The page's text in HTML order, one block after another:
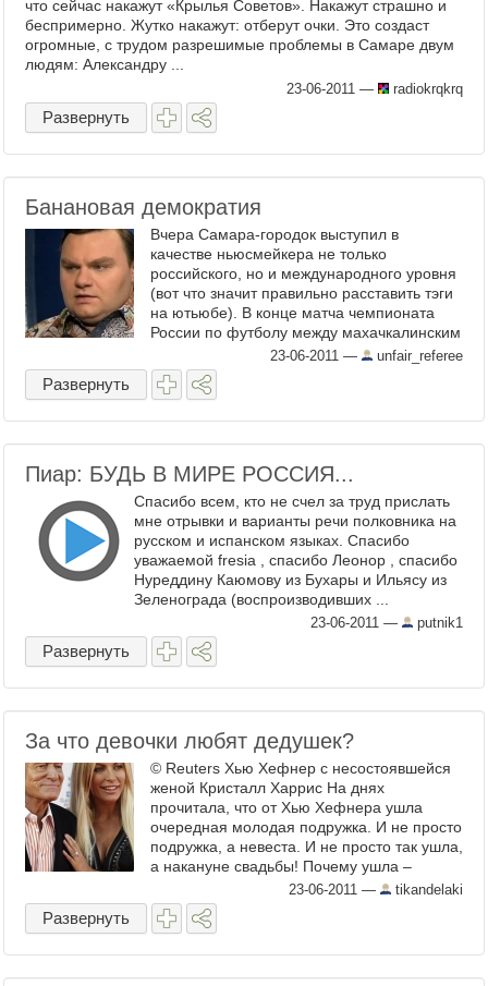
что сейчас накажут «Крылья Советов». Накажут страшно и
беспримерно. Жутко накажут: отберут очки. Это создаст
огромные, с трудом разрешимые проблемы в Самаре двум
людям: Александру ...
23-06-2011 — radiokrqkrq
Развернуть
Банановая демократия
Вчера Самара-городок выступил в
качестве ньюсмейкера не только
российского, но и международного уровня
(вот что значит правильно расставить тэги
на ютьюбе). В конце матча чемпионата
России по футболу между махачкалинским
«Анжи» и самарскими ...
23-06-2011 — unfair_referee
Развернуть
Пиар: БУДЬ В МИРЕ РОССИЯ...
Спасибо всем, кто не счел за труд прислать
мне отрывки и варианты речи полковника на
русском и испанском языках. Спасибо
уважаемой fresia , спасибо Леонор , спасибо
Нуреддину Каюмову из Бухары и Ильясу из
Зеленограда (воспроизводивших ...
23-06-2011 — putnik1
Развернуть
За что девочки любят дедушек?
© Reuters Хью Хефнер с несостоявшейся
женой Кристалл Харрис На днях
прочитала, что от Хью Хефнера ушла
очередная молодая подружка. И не просто
подружка, а невеста. И не просто так ушла,
а накануне свадьбы! Почему ушла –
понятно. Зачем была с ним – ...
23-06-2011 — tikandelaki
Развернуть